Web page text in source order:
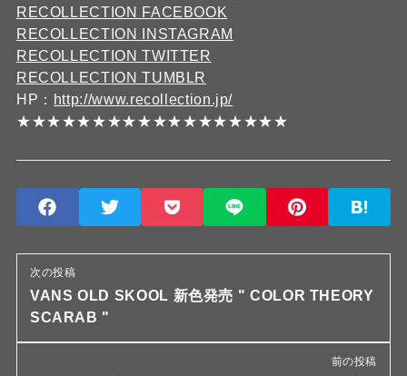
RECOLLECTION FACEBOOK
RECOLLECTION INSTAGRAM
RECOLLECTION TWITTER
RECOLLECTION TUMBLR
HP： http://www.recollection.jp/
★★★★★★★★★★★★★★★★★★
次の投稿
VANS OLD SKOOL 新色発売 " COLOR THEORY
SCARAB "
前の投稿